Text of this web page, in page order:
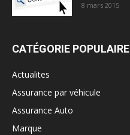
8 mars 2015
CATÉGORIE POPULAIRE
Actualites
Assurance par véhicule
Assurance Auto
Marque